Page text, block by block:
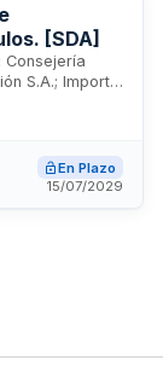
[SDA]
Consejería
S.A.; Importe:
En Plazo
15/07/2029